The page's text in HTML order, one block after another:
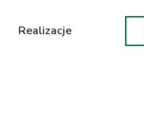
Realizacje